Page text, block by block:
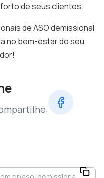
de seus clientes.
de ASO demissional
no bem-estar do seu